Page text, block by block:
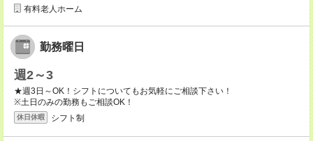
有料老人ホーム
勤務曜日
週2～3
★週3日～OK！シフトについてもお気軽にご相談下さい！
※土日のみの勤務もご相談OK！
休日休暇 シフト制